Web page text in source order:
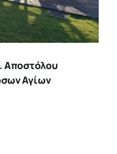
Αποστόλου
Αγίων